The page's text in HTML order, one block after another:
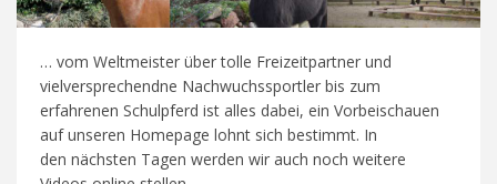
… vom Weltmeister über tolle Freizeitpartner und
vielversprechendne Nachwuchssportler bis zum
erfahrenen Schulpferd ist alles dabei, ein Vorbeischauen
auf unseren Homepage lohnt sich bestimmt. In
den nächsten Tagen werden wir auch noch weitere